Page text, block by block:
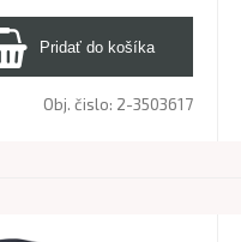
Obj. čislo: 2-3503617